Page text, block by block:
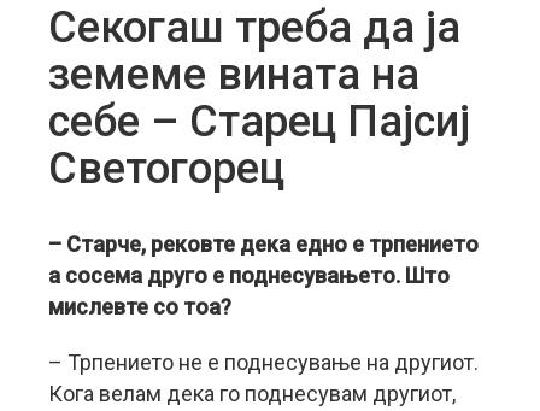
Секогаш треба да ја
земеме вината на
себе – Старец Пајсиј
Светогорец
– Старче, рековте дека едно е трпението
а сосема друго е поднесувањето. Што
мислевте со тоа?
– Трпението не е поднесување на другиот.
Кога велам дека го поднесувам другиот,